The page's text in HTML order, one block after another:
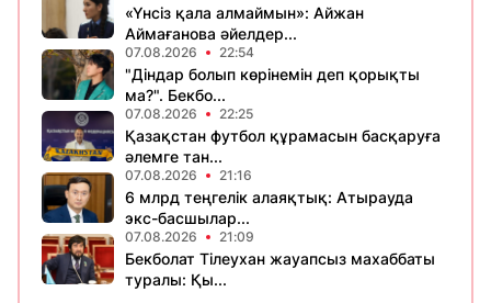
«Үнсіз қала алмаймын»: Айжан
Аймағанова әйелдер...
07.08.2026 22:54
"Діндар болып көрінемін деп қорықты
ма?". Бекбо...
07.08.2026 22:25
Қазақстан футбол құрамасын басқаруға
әлемге тан...
07.08.2026 21:16
6 млрд теңгелік алаяқтық: Атырауда
экс-басшылар...
07.08.2026 21:09
Бекболат Тілеухан жауапсыз махаббаты
туралы: Қы...